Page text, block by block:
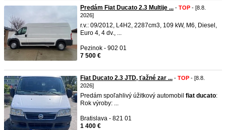
Predám Fiat Ducato 2.3 Multije ... - TOP - [8.8.
2026]
r.v.: 09/2012, L4H2, 2287cm3, 109 kW, M6, Diesel,
Euro 4, 4 dv., ...
Pezinok - 902 01
7 500 €
Fiat Ducato 2.3 JTD, ťažné zar ... - TOP - [8.8.
2026]
Predám spoľahlivý úžitkový automobil fiat ducato:
Rok výroby: ...
Bratislava - 821 01
1 400 €